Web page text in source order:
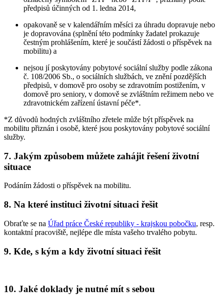
předpisů účinných od 1. ledna 2014,
opakovaně se v kalendářním měsíci za úhradu dopravuje nebo
je dopravována (splnění této podmínky žadatel prokazuje
čestným prohlášením, které je součástí žádosti o příspěvek na
mobilitu) a
nejsou jí poskytovány pobytové sociální služby podle zákona
č. 108/2006 Sb., o sociálních službách, ve znění pozdějších
předpisů, v domově pro osoby se zdravotním postižením, v
domově pro seniory, v domově se zvláštním režimem nebo ve
zdravotnickém zařízení ústavní péče*.
*Z důvodů hodných zvláštního zřetele může být příspěvek na
mobilitu přiznán i osobě, které jsou poskytovány pobytové sociální
služby.
7. Jakým způsobem můžete zahájit řešení životní
situace
Podáním žádosti o příspěvek na mobilitu.
8. Na které instituci životní situaci řešit
Obraťte se na Úřad práce České republiky - krajskou pobočku, resp.
kontaktní pracoviště, nejlépe dle místa vašeho trvalého pobytu.
9. Kde, s kým a kdy životní situaci řešit
10. Jaké doklady je nutné mít s sebou